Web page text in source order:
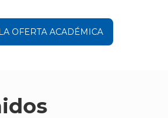
OFERTA ACADÉMICA